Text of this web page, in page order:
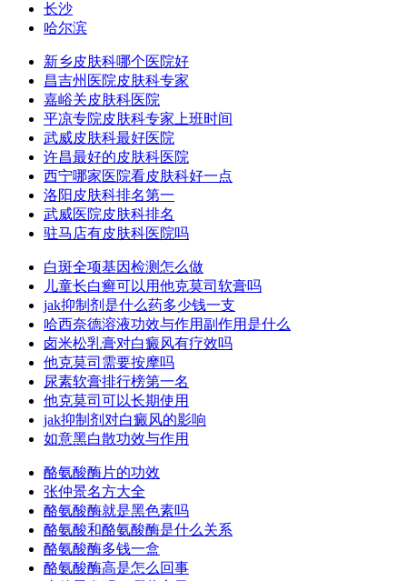
长沙
哈尔滨
新乡皮肤科哪个医院好
昌吉州医院皮肤科专家
嘉峪关皮肤科医院
平凉专院皮肤科专家上班时间
武威皮肤科最好医院
许昌最好的皮肤科医院
西宁哪家医院看皮肤科好一点
洛阳皮肤科排名第一
武威医院皮肤科排名
驻马店有皮肤科医院吗
白斑全项基因检测怎么做
儿童长白癣可以用他克莫司软膏吗
jak抑制剂是什么药多少钱一支
哈西奈德溶液功效与作用副作用是什么
卤米松乳膏对白癜风有疗效吗
他克莫司需要按摩吗
尿素软膏排行榜第一名
他克莫司可以长期使用
jak抑制剂对白癜风的影响
如意黑白散功效与作用
酪氨酸酶片的功效
张仲景名方大全
酪氨酸酶就是黑色素吗
酪氨酸和酪氨酸酶是什么关系
酪氨酸酶多钱一盒
酪氨酸酶高是怎么回事